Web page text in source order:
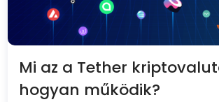
Mi az a Tether
hogyan működik?